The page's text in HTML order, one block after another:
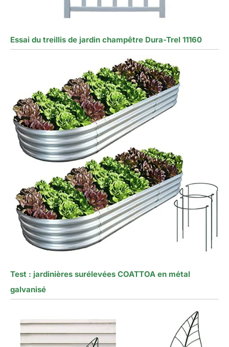
Essai du treillis de jardin champêtre Dura-Trel 11160
Test : jardinières surélevées COATTOA en métal
galvanisé